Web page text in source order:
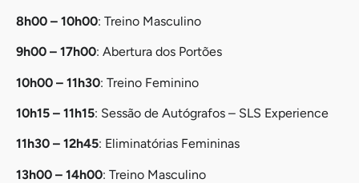
8h00 – 10h00: Treino Masculino
9h00 – 17h00: Abertura dos Portões
10h00 – 11h30: Treino Feminino
10h15 – 11h15: Sessão de Autógrafos – SLS Experience
11h30 – 12h45: Eliminatórias Femininas
13h00 – 14h00: Treino Masculino